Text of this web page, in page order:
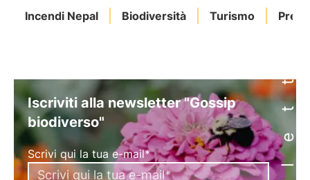
Incendi Nepal Biodiversità Turismo
Iscriviti alla newsletter "Gossip
biodiverso"
Scrivi qui la tua e-mail*